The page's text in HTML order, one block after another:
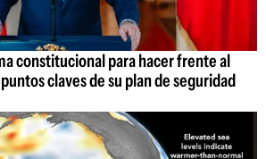
constitucional para hacer frente al
claves de su plan de seguridad